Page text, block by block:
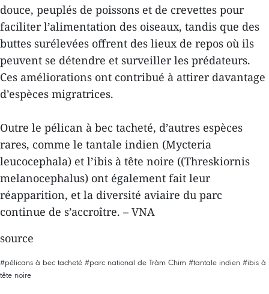
douce, peuplés de poissons et de crevettes pour
faciliter l’alimentation des oiseaux, tandis que des
buttes surélevées offrent des lieux de repos où ils
peuvent se détendre et surveiller les prédateurs.
Ces améliorations ont contribué à attirer davantage
d’espèces migratrices.
Outre le pélican à bec tacheté, d’autres espèces
rares, comme le tantale indien (Mycteria
leucocephala) et l’ibis à tête noire ((Threskiornis
melanocephalus) ont également fait leur
réapparition, et la diversité aviaire du parc
continue de s’accroître. – VNA
source
#pélicans à bec tacheté #parc national de Tràm Chim #tantale indien #ibis à
tête noire